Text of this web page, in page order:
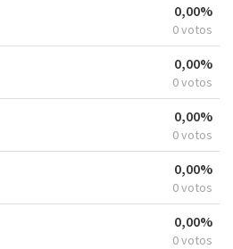
0,00%
0 votos
0,00%
0 votos
0,00%
0 votos
0,00%
0 votos
0,00%
0 votos